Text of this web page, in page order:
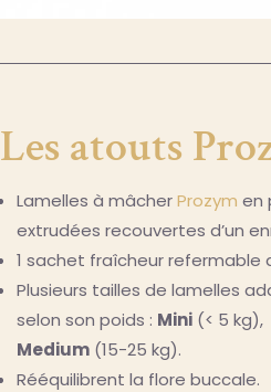
Les atouts
Lamelles à mâcherProzym en
extrudées recouvertes d’un
1 sachet fraîcheur refermable
Plusieurs tailles de lamelles
selon son poids : Mini(< 5 kg),
Medium(15-25 kg).
Rééquilibrent la flore buccale.